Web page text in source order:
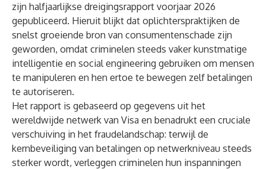
zijn halfjaarlijkse dreigingsrapport voorjaar 2026
gepubliceerd. Hieruit blijkt dat oplichterspraktijken de
snelst groeiende bron van consumentenschade zijn
geworden, omdat criminelen steeds vaker kunstmatige
intelligentie en social engineering gebruiken om mensen
te manipuleren en hen ertoe te bewegen zelf betalingen
te autoriseren.
Het rapport is gebaseerd op gegevens uit het
wereldwijde netwerk van Visa en benadrukt een cruciale
verschuiving in het fraudelandschap: terwijl de
kernbeveiliging van betalingen op netwerkniveau steeds
sterker wordt, verleggen criminelen hun inspanningen